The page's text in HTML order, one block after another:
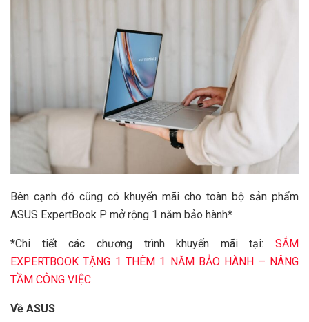
Bên cạnh đó cũng có khuyến mãi cho toàn bộ sản phẩm
ASUS ExpertBook P mở rộng 1 năm bảo hành*
*Chi tiết các chương trình khuyến mãi tại: SẮM
EXPERTBOOK TẶNG 1 THÊM 1 NĂM BẢO HÀNH – NÂNG
TẦM CÔNG VIỆC
Về ASUS